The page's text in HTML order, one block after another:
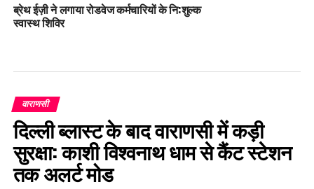
ब्रेथ ईज़ी ने लगाया रोडवेज कर्मचारियों के नि:शुल्क
स्वास्थ शिविर
वाराणसी
दिल्ली ब्लास्ट के बाद वाराणसी में कड़ी
सुरक्षा: काशी विश्वनाथ धाम से कैंट स्टेशन
तक अलर्ट मोड